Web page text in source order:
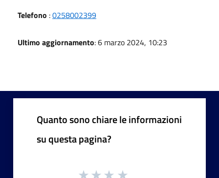
Telefono :0258002399
Ultimo aggiornamento: 6 marzo 2024, 10:23
Quanto sono chiare le informazioni
su questa pagina?